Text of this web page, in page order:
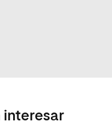
interesar